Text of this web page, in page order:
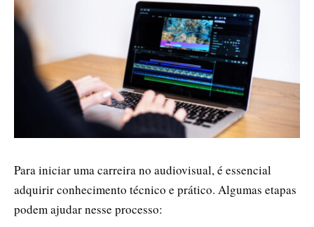
Para iniciar uma carreira no audiovisual, é essencial
adquirir conhecimento técnico e prático. Algumas etapas
podem ajudar nesse processo: